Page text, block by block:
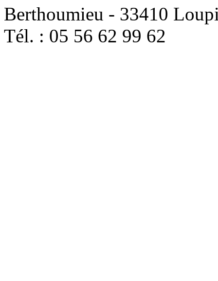
Berthoumieu - 33410
Tél. : 05 56 62 99 62